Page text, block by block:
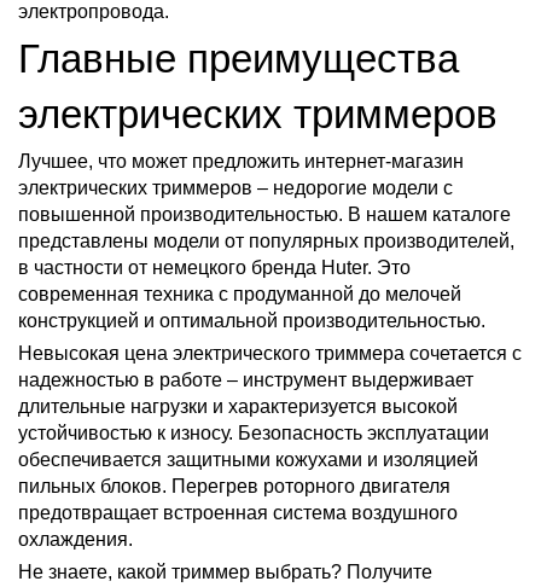
электропровода.
Главные преимущества
электрических триммеров
Лучшее, что может предложить интернет-магазин
электрических триммеров – недорогие модели с
повышенной производительностью. В нашем каталоге
представлены модели от популярных производителей,
в частности от немецкого бренда Huter. Это
современная техника с продуманной до мелочей
конструкцией и оптимальной производительностью.
Невысокая цена электрического триммера сочетается с
надежностью в работе – инструмент выдерживает
длительные нагрузки и характеризуется высокой
устойчивостью к износу. Безопасность эксплуатации
обеспечивается защитными кожухами и изоляцией
пильных блоков. Перегрев роторного двигателя
предотвращает встроенная система воздушного
охлаждения.
Не знаете, какой триммер выбрать? Получите